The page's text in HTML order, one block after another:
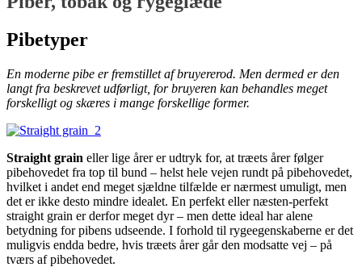
Pibetyper
En moderne pibe er fremstillet af bruyererod. Men dermed er den
langt fra beskrevet udførligt, for bruyeren kan behandles meget
forskelligt og skæres i mange forskellige former.
Straight grain eller lige årer er udtryk for, at træets årer følger
pibehovedet fra top til bund – helst hele vejen rundt på pibehovedet,
hvilket i andet end meget sjældne tilfælde er nærmest umuligt, men
det er ikke desto mindre idealet. En perfekt eller næsten-perfekt
straight grain er derfor meget dyr – men dette ideal har alene
betydning for pibens udseende. I forhold til rygeegenskaberne er det
muligvis endda bedre, hvis træets årer går den modsatte vej – på
tværs af pibehovedet.